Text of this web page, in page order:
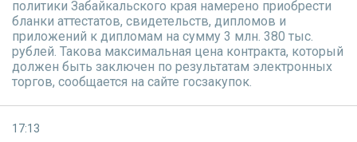
политики Забайкальского края намерено приобрести
бланки аттестатов, свидетельств, дипломов и
приложений к дипломам на сумму 3 млн. 380 тыс.
рублей. Такова максимальная цена контракта, который
должен быть заключен по результатам электронных
торгов, сообщается на сайте госзакупок.
17:13